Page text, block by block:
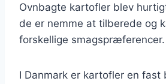
Ovnbagte kartofler blev
de er nemme at tilberede og
forskellige smagspræferencer.
I Danmark er kartofler en fast